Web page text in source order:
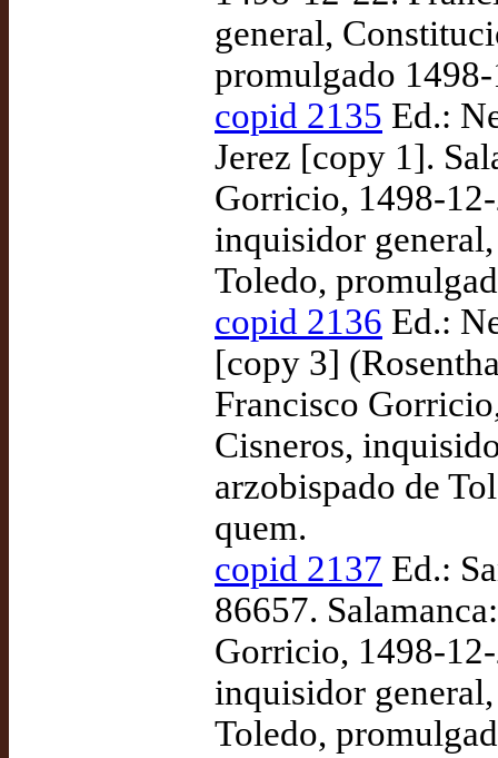
general,
promulgado
copid 2135 Ed.:
Jerez [copy 1].
Gorricio, 1498-
inquisidor
Toledo,
copid 2136 Ed.:
[copy 3]
Francisco
Cisneros,
arzobispado de
quem.
copid 2137 Ed.:
86657.
Gorricio, 1498-
inquisidor
Toledo,